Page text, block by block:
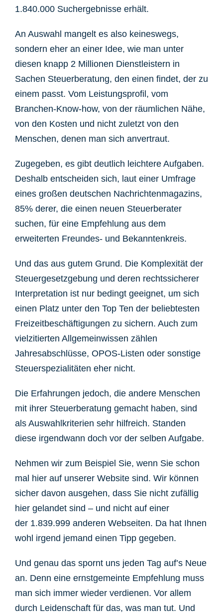
1.840.000 Suchergebnisse erhält.
An Auswahl mangelt es also keineswegs,
sondern eher an einer Idee, wie man unter
diesen knapp 2 Millionen Dienstleistern in
Sachen Steuerberatung, den einen findet, der zu
einem passt. Vom Leistungsprofil, vom
Branchen-Know-how, von der räumlichen Nähe,
von den Kosten und nicht zuletzt von den
Menschen, denen man sich anvertraut.
Zugegeben, es gibt deutlich leichtere Aufgaben.
Deshalb entscheiden sich, laut einer Umfrage
eines großen deutschen Nachrichtenmagazins,
85% derer, die einen neuen Steuerberater
suchen, für eine Empfehlung aus dem
erweiterten Freundes- und Bekanntenkreis.
Und das aus gutem Grund. Die Komplexität der
Steuergesetzgebung und deren rechtssicherer
Interpretation ist nur bedingt geeignet, um sich
einen Platz unter den Top Ten der beliebtesten
Freizeitbeschäftigungen zu sichern. Auch zum
vielzitierten Allgemeinwissen zählen
Jahresabschlüsse, OPOS-Listen oder sonstige
Steuerspezialitäten eher nicht.
Die Erfahrungen jedoch, die andere Menschen
mit ihrer Steuerberatung gemacht haben, sind
als Auswahlkriterien sehr hilfreich. Standen
diese irgendwann doch vor der selben Aufgabe.
Nehmen wir zum Beispiel Sie, wenn Sie schon
mal hier auf unserer Website sind. Wir können
sicher davon ausgehen, dass Sie nicht zufällig
hier gelandet sind – und nicht auf einer
der 1.839.999 anderen Webseiten. Da hat Ihnen
wohl irgend jemand einen Tipp gegeben.
Und genau das spornt uns jeden Tag auf’s Neue
an. Denn eine ernstgemeinte Empfehlung muss
man sich immer wieder verdienen. Vor allem
durch Leidenschaft für das, was man tut. Und